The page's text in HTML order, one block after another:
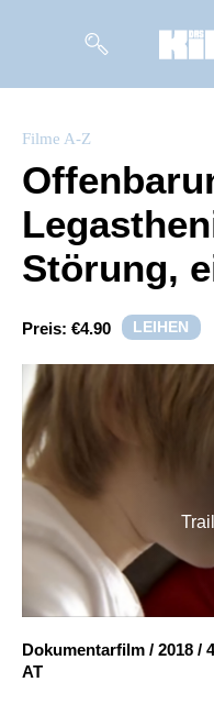
Magazin
Events
So geht’s
&
Suche
Filme A-Z
Störung,
Preis: €4.90 LEIHEN
Dokumentarfilm / 2018 /
AT